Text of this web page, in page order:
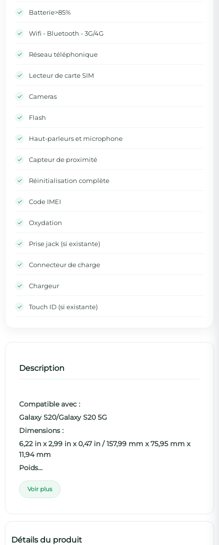
Batterie>85%
Wifi - Bluetooth - 3G/4G
Réseau téléphonique
Lecteur de carte SIM
Cameras
Flash
Haut-parleurs et microphone
Capteur de proximité
Réinitialisation complète
Code IMEI
Oxydation
Prise jack (si existante)
Connecteur de charge
Chargeur
Touch ID (si existante)
Description
Compatible avec :
Galaxy S20/Galaxy S20 5G
Dimensions :
6,22 in x 2,99 in x 0,47 in / 157,99 mm x 75,95 mm x
11,94 mm
Poids...
Voir plus
Détails du produit